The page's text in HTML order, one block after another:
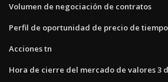
Volumen de negociación de contratos
Perfil de oportunidad de precio de tiempo
Acciones tn
Hora de cierre del mercado de valores 3